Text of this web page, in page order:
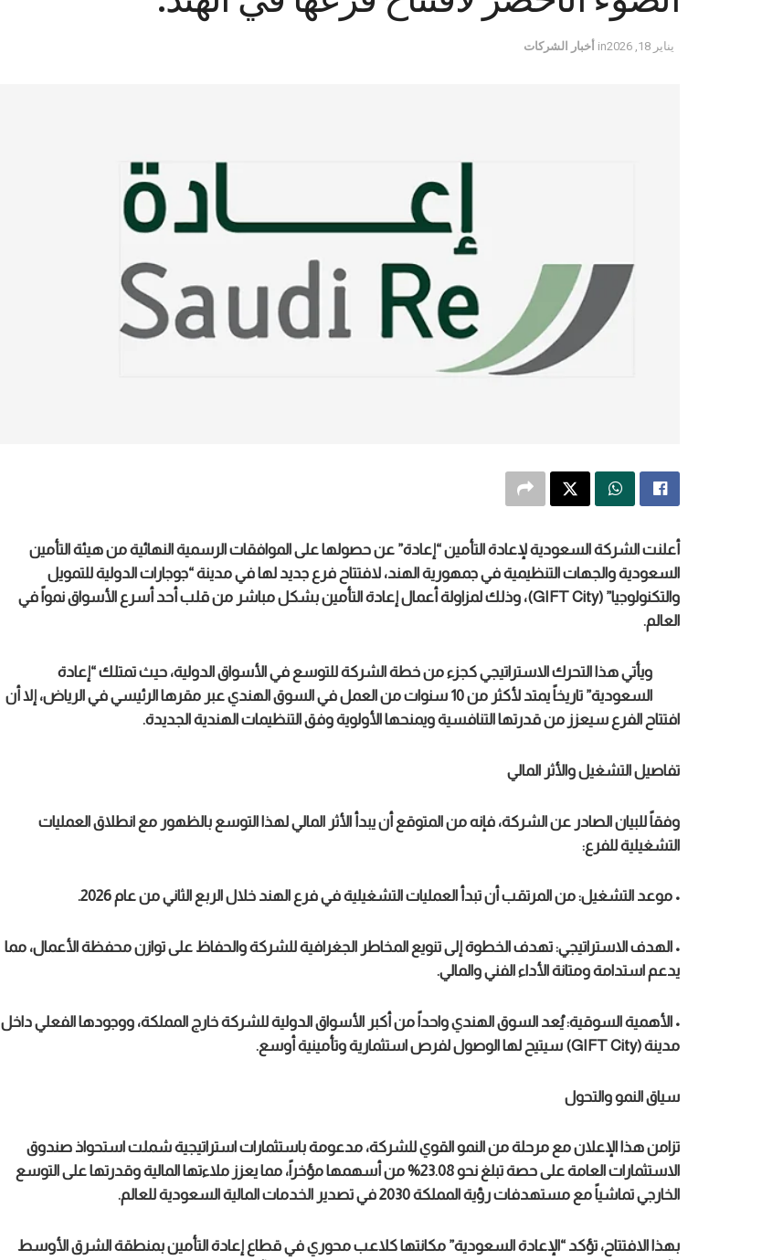
يناير 18, 2026 in أخبار الشركات
أعلنت الشركة السعودية لإعادة التأمين “إعادة” عن حصولها على الموافقات الرسمية النهائية من هيئة التأمين
السعودية والجهات التنظيمية في جمهورية الهند، لافتتاح فرع جديد لها في مدينة “جوجارات الدولية للتمويل
والتكنولوجيا” (GIFT City)، وذلك لمزاولة أعمال إعادة التأمين بشكل مباشر من قلب أحد أسرع الأسواق نمواً في
العالم.
ويأتي هذا التحرك الاستراتيجي كجزء من خطة الشركة للتوسع في الأسواق الدولية، حيث تمتلك “إعادة
السعودية” تاريخاً يمتد لأكثر من 10 سنوات من العمل في السوق الهندي عبر مقرها الرئيسي في الرياض، إلا أن
افتتاح الفرع سيعزز من قدرتها التنافسية ويمنحها الأولوية وفق التنظيمات الهندية الجديدة.
تفاصيل التشغيل والأثر المالي
وفقاً للبيان الصادر عن الشركة، فإنه من المتوقع أن يبدأ الأثر المالي لهذا التوسع بالظهور مع انطلاق العمليات
التشغيلية للفرع:
• موعد التشغيل: من المرتقب أن تبدأ العمليات التشغيلية في فرع الهند خلال الربع الثاني من عام 2026.
• الهدف الاستراتيجي: تهدف الخطوة إلى تنويع المخاطر الجغرافية للشركة والحفاظ على توازن محفظة الأعمال، مما
يدعم استدامة ومتانة الأداء الفني والمالي.
• الأهمية السوقية: يُعد السوق الهندي واحداً من أكبر الأسواق الدولية للشركة خارج المملكة، ووجودها الفعلي داخل
مدينة (GIFT City) سيتيح لها الوصول لفرص استثمارية وتأمينية أوسع.
سياق النمو والتحول
تزامن هذا الإعلان مع مرحلة من النمو القوي للشركة، مدعومة باستثمارات استراتيجية شملت استحواذ صندوق
الاستثمارات العامة على حصة تبلغ نحو 23.08% من أسهمها مؤخراً، مما يعزز ملاءتها المالية وقدرتها على التوسع
الخارجي تماشياً مع مستهدفات رؤية المملكة 2030 في تصدير الخدمات المالية السعودية للعالم.
بهذا الافتتاح، تؤكد “الإعادة السعودية” مكانتها كلاعب محوري في قطاع إعادة التأمين بمنطقة الشرق الأوسط